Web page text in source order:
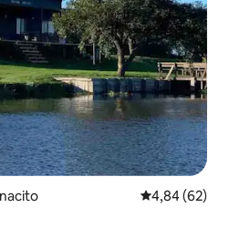
Évaluation
4,84 (62)